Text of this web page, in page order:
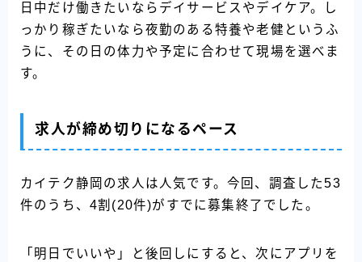
日中だけ働きたいならデイサービスやデイケア。し
っかり稼ぎたいなら夜勤のある特養や老健というふ
うに、その日の体力や予定に合わせて現場を選べま
す。
求人が締め切りになるペース
カイテク静岡の求人は人気です。今回、調査した53
件のうち、4割(20件)がすでに募集終了でした。
「明日でいいや」と後回しにすると、次にアプリを